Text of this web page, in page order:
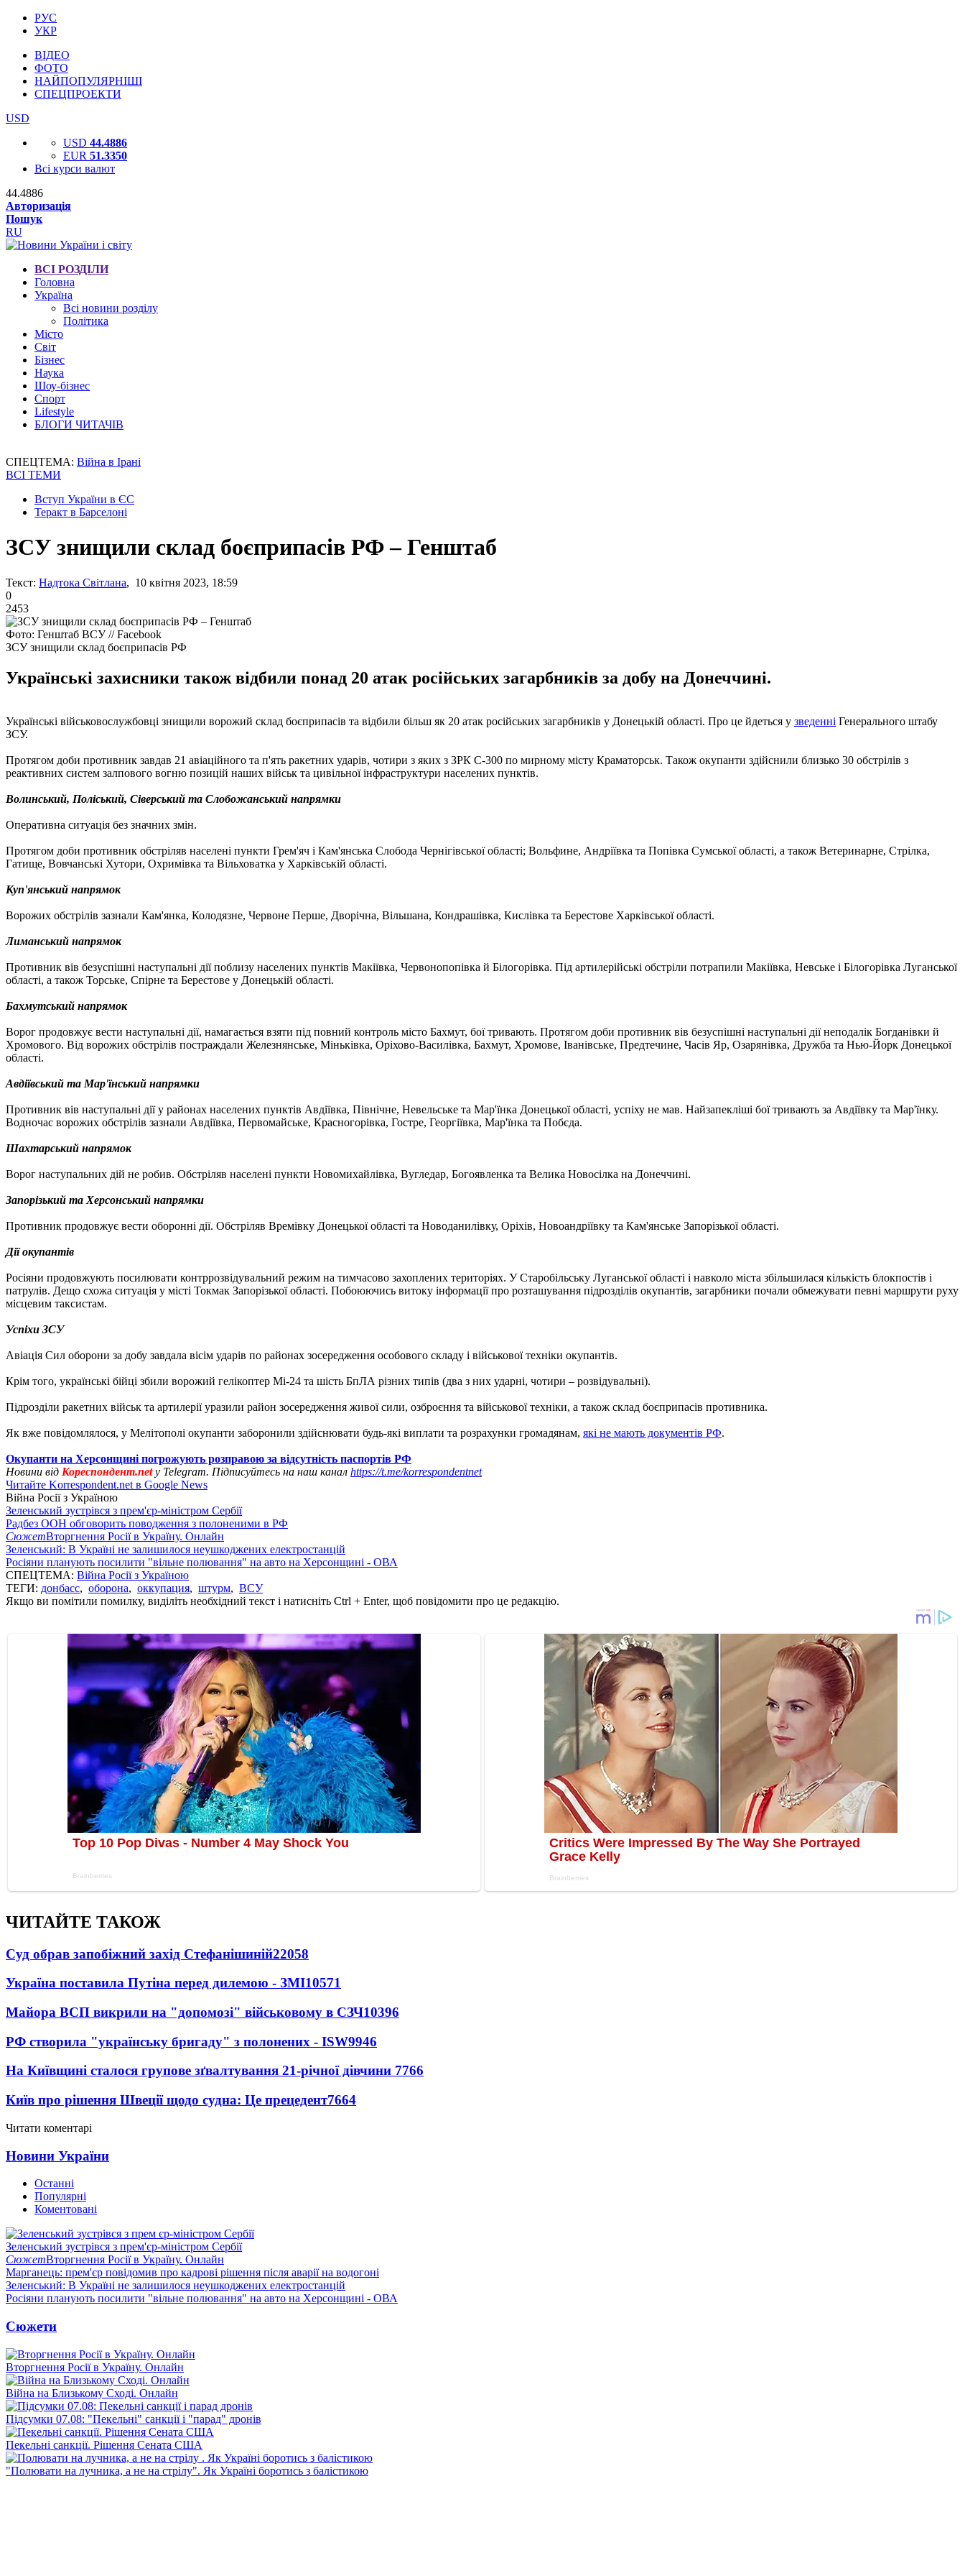
РУС
УКР
ВІДЕО
ФОТО
НАЙПОПУЛЯРНІШІ
СПЕЦПРОЕКТИ
USD
USD 44.4886
EUR 51.3350
Всі курси валют
44.4886
Авторизація
Пошук
RU
ВСІ РОЗДІЛИ
Головна
Україна
Всі новини розділу
Політика
Місто
Світ
Бізнес
Наука
Шоу-бізнес
Спорт
Lifestyle
БЛОГИ ЧИТАЧІВ
СПЕЦТЕМА: Війна в Ірані
ВСІ ТЕМИ
Вступ України в ЄС
Теракт в Барселоні
ЗСУ знищили склад боєприпасів РФ – Генштаб
Текст: Надтока Світлана, 10 квітня 2023, 18:59
0
2453
Фото: Генштаб ВСУ // Facebook
ЗСУ знищили склад боєприпасів РФ
Українські захисники також відбили понад 20 атак російських загарбників за добу на Донеччині.
Українські військовослужбовці знищили ворожий склад боєприпасів та відбили більш як 20 атак російських загарбників у Донецькій області. Про це йдеться у зведенні Генерального штабу
ЗСУ.
Протягом доби противник завдав 21 авіаційного та п'ять ракетних ударів, чотири з яких з ЗРК С-300 по мирному місту Краматорськ. Також окупанти здійснили близько 30 обстрілів з
реактивних систем залпового вогню позицій наших військ та цивільної інфраструктури населених пунктів.
Волинський, Поліський, Сіверський та Слобожанський напрямки
Оперативна ситуація без значних змін.
Протягом доби противник обстріляв населені пункти Грем'яч і Кам'янська Слобода Чернігівської області; Вольфине, Андріївка та Попівка Сумської області, а також Ветеринарне, Стрілка,
Гатище, Вовчанські Хутори, Охримівка та Вільховатка у Харківській області.
Куп'янський напрямок
Ворожих обстрілів зазнали Кам'янка, Колодязне, Червоне Перше, Дворічна, Вільшана, Кондрашівка, Кислівка та Берестове Харківської області.
Лиманський напрямок
Противник вів безуспішні наступальні дії поблизу населених пунктів Макіївка, Червонопопівка й Білогорівка. Під артилерійські обстріли потрапили Макіївка, Невське і Білогорівка Луганської
області, а також Торське, Спірне та Берестове у Донецькій області.
Бахмутський напрямок
Ворог продовжує вести наступальні дії, намагається взяти під повний контроль місто Бахмут, бої тривають. Протягом доби противник вів безуспішні наступальні дії неподалік Богданівки й
Хромового. Від ворожих обстрілів постраждали Железнянське, Міньківка, Оріхово-Василівка, Бахмут, Хромове, Іванівське, Предтечине, Часів Яр, Озарянівка, Дружба та Нью-Йорк Донецької
області.
Авдіївський та Мар'їнський напрямки
Противник вів наступальні дії у районах населених пунктів Авдіївка, Північне, Невельське та Мар'їнка Донецької області, успіху не мав. Найзапекліші бої тривають за Авдіївку та Мар'їнку.
Водночас ворожих обстрілів зазнали Авдіївка, Первомайське, Красногорівка, Гостре, Георгіївка, Мар'їнка та Побєда.
Шахтарський напрямок
Ворог наступальних дій не робив. Обстріляв населені пункти Новомихайлівка, Вугледар, Богоявленка та Велика Новосілка на Донеччині.
Запорізький та Херсонський напрямки
Противник продовжує вести оборонні дії. Обстріляв Времівку Донецької області та Новоданилівку, Оріхів, Новоандріївку та Кам'янське Запорізької області.
Дії окупантів
Росіяни продовжують посилювати контррозвідувальний режим на тимчасово захоплених територіях. У Старобільську Луганської області і навколо міста збільшилася кількість блокпостів і
патрулів. Дещо схожа ситуація у місті Токмак Запорізької області. Побоюючись витоку інформації про розташування підрозділів окупантів, загарбники почали обмежувати певні маршрути руху
місцевим таксистам.
Успіхи ЗСУ
Авіація Сил оборони за добу завдала вісім ударів по районах зосередження особового складу і військової техніки окупантів.
Крім того, українські бійці збили ворожий гелікоптер Мі-24 та шість БпЛА різних типів (два з них ударні, чотири – розвідувальні).
Підрозділи ракетних військ та артилерії уразили район зосередження живої сили, озброєння та військової техніки, а також склад боєприпасів противника.
Як вже повідомлялося, у Мелітополі окупанти заборонили здійснювати будь-які виплати та розрахунки громадянам, які не мають документів РФ.
Окупанти на Херсонщині погрожують розправою за відсутність паспортів РФ
Новини від Кореспондент.netу Telegram. Підписуйтесь на наш канал https://t.me/korrespondentnet
Читайте Korrespondent.net в Google News
Війна Росії з Україною
Зеленський зустрівся з прем'єр-міністром Сербії
Радбез ООН обговорить поводження з полоненими в РФ
СюжетВторгнення Росії в Україну. Онлайн
Зеленський: В Україні не залишилося неушкоджених електростанцій
Росіяни планують посилити "вільне полювання" на авто на Херсонщині - ОВА
СПЕЦТЕМА: Війна Росії з Україною
ТЕГИ: донбасс, оборона, оккупация, штурм, ВСУ
Якщо ви помітили помилку, виділіть необхідний текст і натисніть Ctrl + Enter, щоб повідомити про це редакцію.
ЧИТАЙТЕ ТАКОЖ
Суд обрав запобіжний захід Стефанішиній22058
Україна поставила Путіна перед дилемою - ЗМІ10571
Майора ВСП викрили на "допомозі" військовому в СЗЧ10396
РФ створила "українську бригаду" з полонених - ISW9946
На Київщині сталося групове зґвалтування 21-річної дівчини 7766
Київ про рішення Швеції щодо судна: Це прецедент7664
Читати коментарі
Новини України
Останні
Популярні
Коментовані
Зеленський зустрівся з прем'єр-міністром Сербії
СюжетВторгнення Росії в Україну. Онлайн
Марганець: прем'єр повідомив про кадрові рішення після аварії на водогоні
Зеленський: В Україні не залишилося неушкоджених електростанцій
Росіяни планують посилити "вільне полювання" на авто на Херсонщині - ОВА
Сюжети
Вторгнення Росії в Україну. Онлайн
Війна на Близькому Сході. Онлайн
Підсумки 07.08: "Пекельні" санкції і "парад" дронів
Пекельні санкції. Рішення Сената США
"Полювати на лучника, а не на стрілу". Як Україні боротись з балістикою